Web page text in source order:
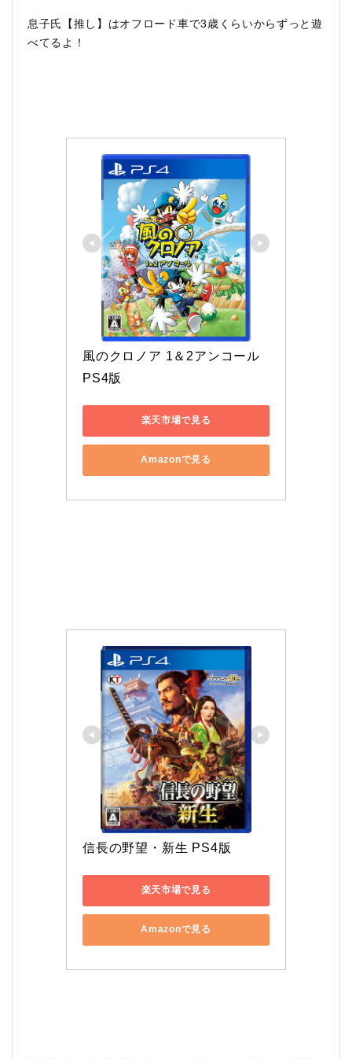
息子氏【推し】はオフロード車で3歳くらいからずっと遊
べてるよ！
風のクロノア 1＆2アンコール
PS4版
楽天市場で見る
Amazonで見る
信長の野望・新生 PS4版
楽天市場で見る
Amazonで見る